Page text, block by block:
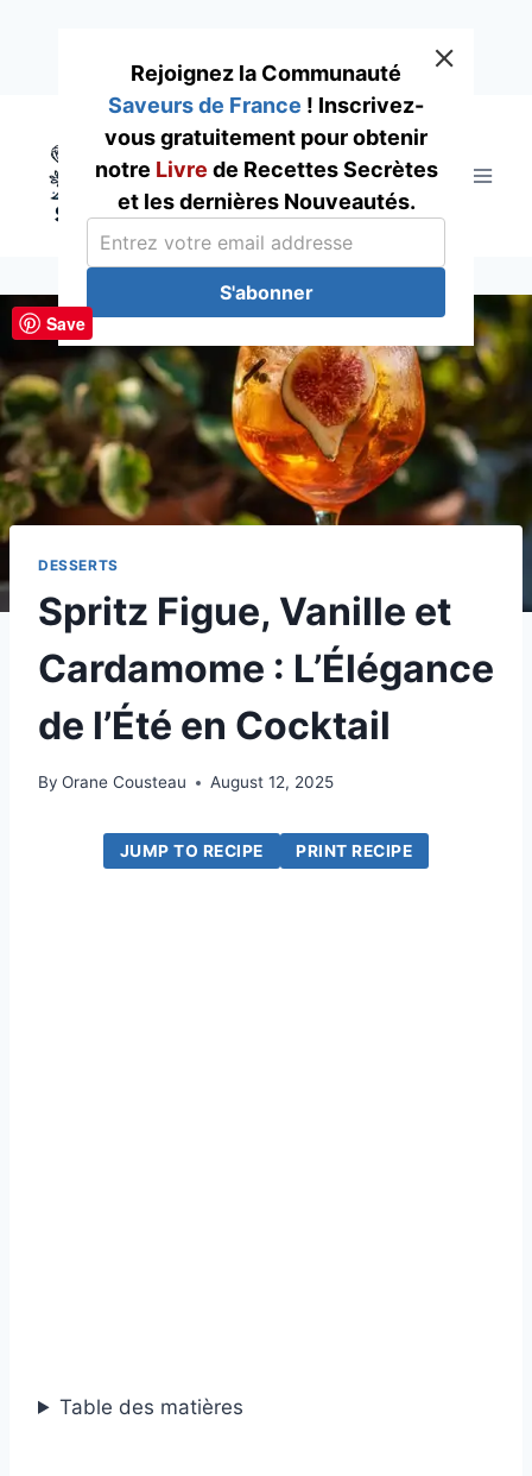
content
DESSERTS
Spritz Figue, Vanille et
Cardamome : L’Élégance
de l’Été en Cocktail
By Orane Cousteau August 12, 2025
JUMP TO RECIPE PRINT RECIPE
Table des matières
Rejoignez la Communauté
Saveurs de France ! Inscrivez-
vous gratuitement pour obtenir
notre Livre de Recettes Secrètes
et les dernières Nouveautés.
S'abonner
Save